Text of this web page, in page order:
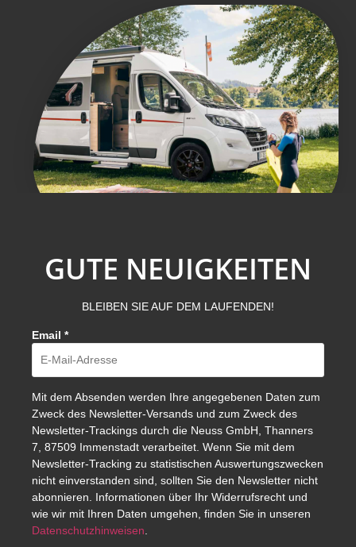
GUTE NEUIGKEITEN
BLEIBEN SIE AUF DEM LAUFENDEN!
Email *
Mit dem Absenden werden Ihre angegebenen Daten zum
Zweck des Newsletter-Versands und zum Zweck des
Newsletter-Trackings durch die Neuss GmbH, Thanners
7, 87509 Immenstadt verarbeitet. Wenn Sie mit dem
Newsletter-Tracking zu statistischen Auswertungszwecken
nicht einverstanden sind, sollten Sie den Newsletter nicht
abonnieren. Informationen über Ihr Widerrufsrecht und
wie wir mit Ihren Daten umgehen, finden Sie in unseren
Datenschutzhinweisen